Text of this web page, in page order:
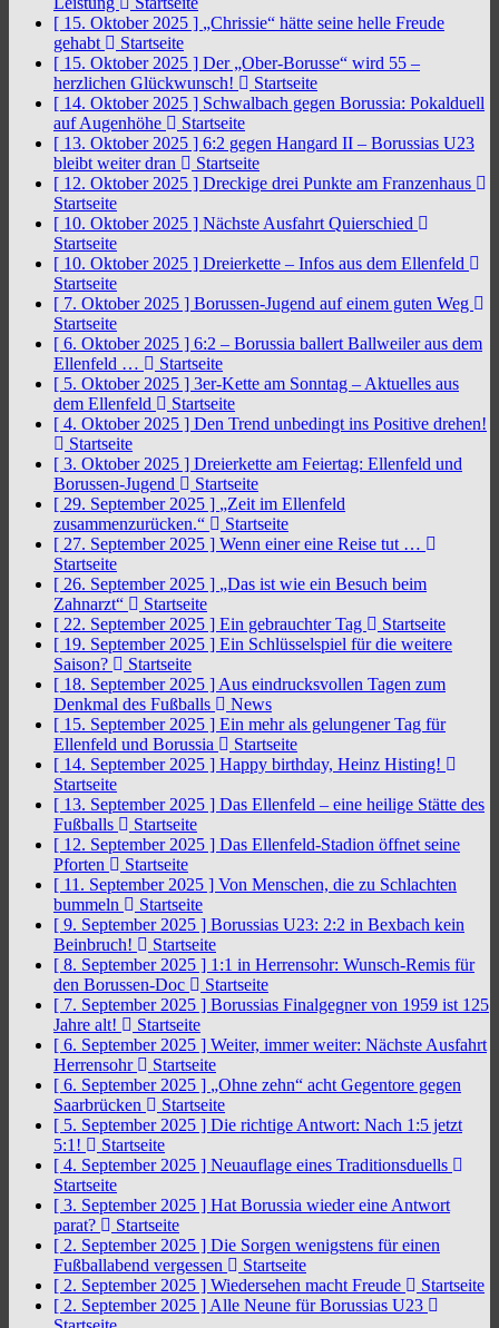
[ 15. Oktober 2025 ] „Chrissie“ hätte seine helle Freude
gehabt
Startseite
[ 15. Oktober 2025 ] Der „Ober-Borusse“ wird 55 –
herzlichen Glückwunsch!
Startseite
[ 14. Oktober 2025 ] Schwalbach gegen Borussia: Pokalduell
auf Augenhöhe
Startseite
[ 13. Oktober 2025 ] 6:2 gegen Hangard II – Borussias U23
bleibt weiter dran
Startseite
[ 12. Oktober 2025 ] Dreckige drei Punkte am Franzenhaus
Startseite
[ 10. Oktober 2025 ] Nächste Ausfahrt Quierschied
Startseite
[ 10. Oktober 2025 ] Dreierkette – Infos aus dem Ellenfeld
Startseite
[ 7. Oktober 2025 ] Borussen-Jugend auf einem guten Weg
Startseite
[ 6. Oktober 2025 ] 6:2 – Borussia ballert Ballweiler aus dem
Ellenfeld …
Startseite
[ 5. Oktober 2025 ] 3er-Kette am Sonntag – Aktuelles aus
dem Ellenfeld
Startseite
[ 4. Oktober 2025 ] Den Trend unbedingt ins Positive drehen!
Startseite
[ 3. Oktober 2025 ] Dreierkette am Feiertag: Ellenfeld und
Borussen-Jugend
Startseite
[ 29. September 2025 ] „Zeit im Ellenfeld
zusammenzurücken.“
Startseite
[ 27. September 2025 ] Wenn einer eine Reise tut …
Startseite
[ 26. September 2025 ] „Das ist wie ein Besuch beim
Zahnarzt“
Startseite
[ 22. September 2025 ] Ein gebrauchter Tag
Startseite
[ 19. September 2025 ] Ein Schlüsselspiel für die weitere
Saison?
Startseite
[ 18. September 2025 ] Aus eindrucksvollen Tagen zum
Denkmal des Fußballs
News
[ 15. September 2025 ] Ein mehr als gelungener Tag für
Ellenfeld und Borussia
Startseite
[ 14. September 2025 ] Happy birthday, Heinz Histing!
Startseite
[ 13. September 2025 ] Das Ellenfeld – eine heilige Stätte des
Fußballs
Startseite
[ 12. September 2025 ] Das Ellenfeld-Stadion öffnet seine
Pforten
Startseite
[ 11. September 2025 ] Von Menschen, die zu Schlachten
bummeln
Startseite
[ 9. September 2025 ] Borussias U23: 2:2 in Bexbach kein
Beinbruch!
Startseite
[ 8. September 2025 ] 1:1 in Herrensohr: Wunsch-Remis für
den Borussen-Doc
Startseite
[ 7. September 2025 ] Borussias Finalgegner von 1959 ist 125
Jahre alt!
Startseite
[ 6. September 2025 ] Weiter, immer weiter: Nächste Ausfahrt
Herrensohr
Startseite
[ 6. September 2025 ] „Ohne zehn“ acht Gegentore gegen
Saarbrücken
Startseite
[ 5. September 2025 ] Die richtige Antwort: Nach 1:5 jetzt
5:1!
Startseite
[ 4. September 2025 ] Neuauflage eines Traditionsduells
Startseite
[ 3. September 2025 ] Hat Borussia wieder eine Antwort
parat?
Startseite
[ 2. September 2025 ] Die Sorgen wenigstens für einen
Fußballabend vergessen
Startseite
[ 2. September 2025 ] Wiedersehen macht Freude
Startseite
[ 2. September 2025 ] Alle Neune für Borussias U23